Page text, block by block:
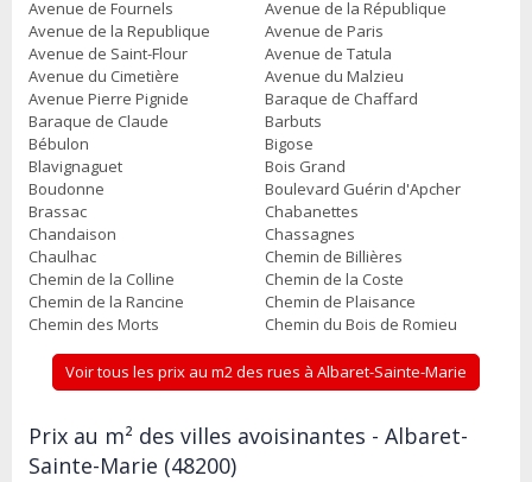
Avenue de Fournels
Avenue de la République
Avenue de la Republique
Avenue de Paris
Avenue de Saint-Flour
Avenue de Tatula
Avenue du Cimetière
Avenue du Malzieu
Avenue Pierre Pignide
Baraque de Chaffard
Baraque de Claude
Barbuts
Bébulon
Bigose
Blavignaguet
Bois Grand
Boudonne
Boulevard Guérin d'Apcher
Brassac
Chabanettes
Chandaison
Chassagnes
Chaulhac
Chemin de Billières
Chemin de la Colline
Chemin de la Coste
Chemin de la Rancine
Chemin de Plaisance
Chemin des Morts
Chemin du Bois de Romieu
Voir tous les prix au m2 des rues à Albaret-Sainte-Marie
Prix au m² des villes avoisinantes - Albaret-
Sainte-Marie (48200)